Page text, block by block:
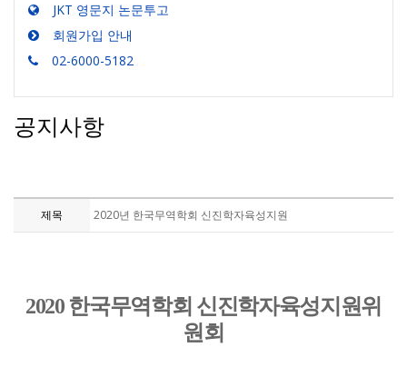
JKT 영문지 논문투고
회원가입 안내
02-6000-5182
공지사항
제목 2020년 한국무역학회 신진학자육성지원
2020 한국무역학회 신진학자육성지원위
원회